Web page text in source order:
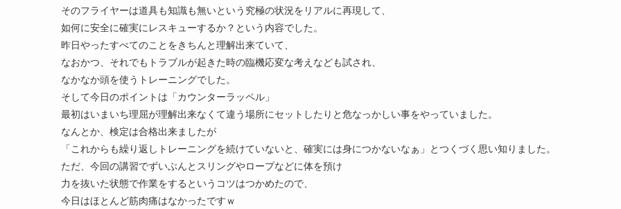
そのフライヤーは道具も知識も無いという究極の状況をリアルに再現して、
如何に安全に確実にレスキューするか？という内容でした。
昨日やったすべてのことをきちんと理解出来ていて、
なおかつ、それでもトラブルが起きた時の臨機応変な考えなども試され、
なかなか頭を使うトレーニングでした。
そして今日のポイントは「カウンターラッペル」
最初はいまいち理屈が理解出来なくて違う場所にセットしたりと危なっかしい事をやっていました。
なんとか、検定は合格出来ましたが
「これからも繰り返しトレーニングを続けていないと、確実には身につかないなぁ」とつくづく思い知りました。
ただ、今回の講習でずいぶんとスリングやロープなどに体を預け
力を抜いた状態で作業をするというコツはつかめたので、
今日はほとんど筋肉痛はなかったですｗ